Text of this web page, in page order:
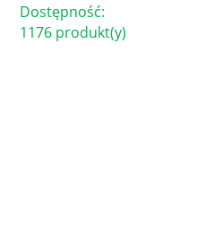
Dostępność:
1176 produkt(y)